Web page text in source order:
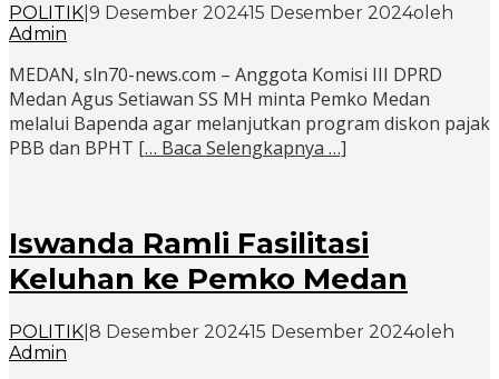
POLITIK 9 Desember 202415 Desember 2024oleh
Admin
MEDAN, sln70-news.com – Anggota Komisi III DPRD
Medan Agus Setiawan SS MH minta Pemko Medan
melalui Bapenda agar melanjutkan program diskon pajak
PBB dan BPHT [… Baca Selengkapnya …]
Iswanda Ramli Fasilitasi
Keluhan ke Pemko Medan
POLITIK 8 Desember 202415 Desember 2024oleh
Admin